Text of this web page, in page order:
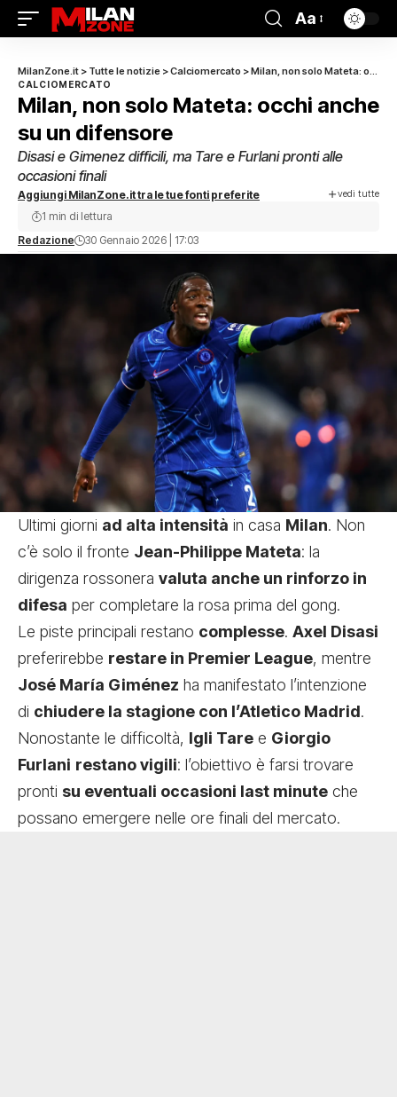
Aa
MilanZone.it > Tutte le notizie >Calciomercato >Milan, non solo Mateta: occhi anche su un difensore
CALCIOMERCATO
Milan, non solo Mateta: occhi anche
su un difensore
Disasi e Gimenez difficili, ma Tare e Furlani pronti alle
occasioni finali
Aggiungi MilanZone.it tra le tue fonti preferite vedi tutte
Redazione 30 Gennaio 2026 | 17:03
1 min di lettura
Ultimi giorni ad alta intensità in casa Milan. Non
c’è solo il fronte Jean-Philippe Mateta: la
dirigenza rossonera valuta anche un rinforzo in
difesa per completare la rosa prima del gong.
Le piste principali restano complesse. Axel Disasi
preferirebbe restare in Premier League, mentre
José María Giménez ha manifestato l’intenzione
di chiudere la stagione con l’Atletico Madrid.
Nonostante le difficoltà, Igli Tare e Giorgio
Furlani restano vigili: l’obiettivo è farsi trovare
pronti su eventuali occasioni last minute che
possano emergere nelle ore finali del mercato.